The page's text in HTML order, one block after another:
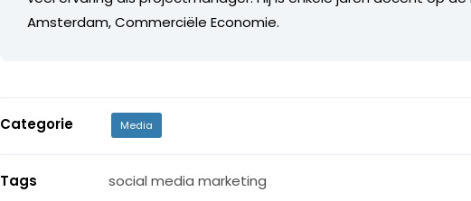
Amsterdam, Commerciële Economie.
Categorie Media
Tags social media marketing